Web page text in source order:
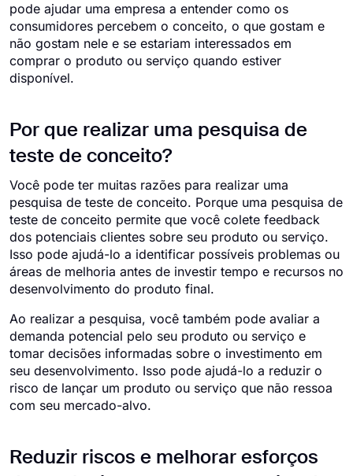
pode ajudar uma empresa a entender como os
consumidores percebem o conceito, o que gostam e
não gostam nele e se estariam interessados em
comprar o produto ou serviço quando estiver
disponível.
Por que realizar uma pesquisa de
teste de conceito?
Você pode ter muitas razões para realizar uma
pesquisa de teste de conceito. Porque uma pesquisa de
teste de conceito permite que você colete feedback
dos potenciais clientes sobre seu produto ou serviço.
Isso pode ajudá-lo a identificar possíveis problemas ou
áreas de melhoria antes de investir tempo e recursos no
desenvolvimento do produto final.
Ao realizar a pesquisa, você também pode avaliar a
demanda potencial pelo seu produto ou serviço e
tomar decisões informadas sobre o investimento em
seu desenvolvimento. Isso pode ajudá-lo a reduzir o
risco de lançar um produto ou serviço que não ressoa
com seu mercado-alvo.
Reduzir riscos e melhorar esforços